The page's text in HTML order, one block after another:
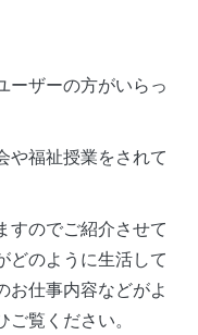
ーザーの方がいらっ
や福祉授業をされて
すのでご紹介させて
どのように生活して
お仕事内容などがよ
覧ください。